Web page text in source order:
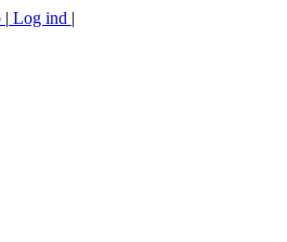
| Log ind |